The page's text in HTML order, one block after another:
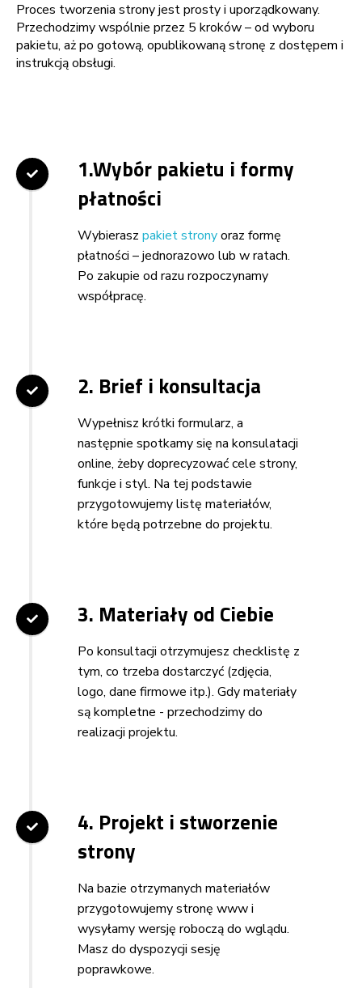
Proces tworzenia strony jest prosty i uporządkowany.
Przechodzimy wspólnie przez 5 kroków – od wyboru
pakietu, aż po gotową, opublikowaną stronę z dostępem i
instrukcją obsługi.
1.Wybór pakietu i formy
płatności
Wybierasz pakiet stronyoraz formę
płatności – jednorazowo lub w ratach.
Po zakupie od razu rozpoczynamy
współpracę.
2. Brief i konsultacja
Wypełnisz krótki formularz, a
następnie spotkamy się na konsulatacji
online, żeby doprecyzować cele strony,
funkcje i styl. Na tej podstawie
przygotowujemy listę materiałów,
które będą potrzebne do projektu.
3. Materiały od Ciebie
Po konsultacji otrzymujesz checklistę z
tym, co trzeba dostarczyć (zdjęcia,
logo, dane firmowe itp.). Gdy materiały
są kompletne - przechodzimy do
realizacji projektu.
4. Projekt i stworzenie
strony
Na bazie otrzymanych materiałów
przygotowujemy stronę www i
wysyłamy wersję roboczą do wglądu.
Masz do dyspozycji sesję
poprawkowe.